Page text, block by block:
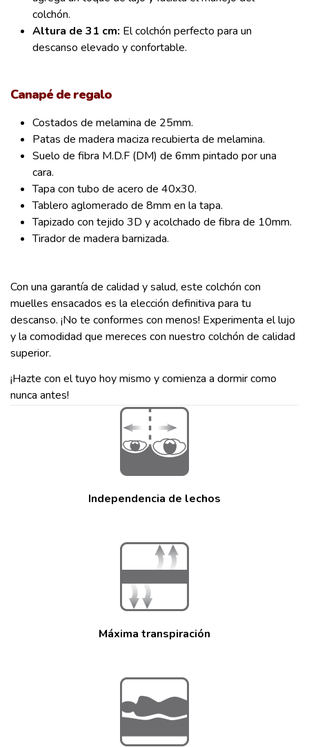
colchón.
Altura de 31 cm: El colchón perfecto para un
descanso elevado y confortable.
Canapé de regalo
Costados de melamina de 25mm.
Patas de madera maciza recubierta de melamina.
Suelo de fibra M.D.F (DM) de 6mm pintado por una
cara.
Tapa con tubo de acero de 40x30.
Tablero aglomerado de 8mm en la tapa.
Tapizado con tejido 3D y acolchado de fibra de 10mm.
Tirador de madera barnizada.
Con una garantía de calidad y salud, este colchón con
muelles ensacados es la elección definitiva para tu
descanso. ¡No te conformes con menos! Experimenta el lujo
y la comodidad que mereces con nuestro colchón de calidad
superior.
¡Hazte con el tuyo hoy mismo y comienza a dormir como
nunca antes!
Independencia de lechos
Máxima transpiración